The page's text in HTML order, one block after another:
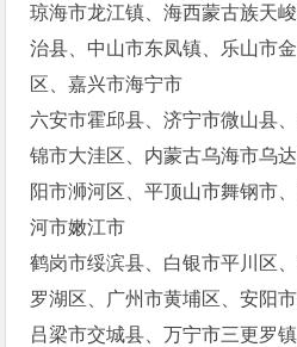
琼海市龙江镇、海西蒙古族天
治县、中山市东凤镇、乐山市
区、嘉兴市海宁市
六安市霍邱县、济宁市微山县
锦市大洼区、内蒙古乌海市乌
阳市浉河区、平顶山市舞钢市
河市嫩江市
鹤岗市绥滨县、白银市平川区
罗湖区、广州市黄埔区、安阳
吕梁市交城县、万宁市三更罗